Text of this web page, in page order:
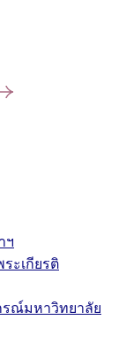
ฯ
ะเกียรติ
รณ์มหาวิทยาลัย